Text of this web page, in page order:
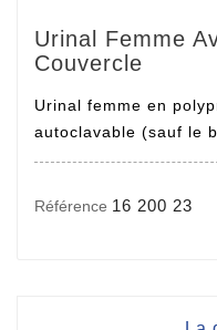
Urinal Femme
Couvercle
Urinal femme en
autoclavable (sauf le
Référence 16 200 23